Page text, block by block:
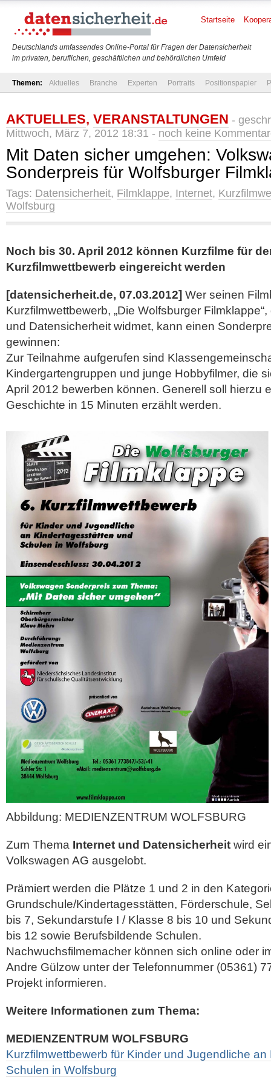
Deutschlands umfassendes Online-Portal für Fragen der Datensicherheit
im privaten, beruflichen, geschäftlichen und behördlichen Umfeld
Startseite
Themen: Aktuelles Branche Experten Portraits Positionspapier
AKTUELLES, VERANSTALTUNGEN -
Mittwoch, März 7, 2012 18:31 - noch keine
Mit Daten sicher umgehen:
Sonderpreis für Wolfsburger
Tags: Datensicherheit, Filmklappe, Internet,
Wolfsburg
Noch bis 30. April 2012 können Kurzfilme für
Kurzfilmwettbewerb eingereicht werden
[datensicherheit.de, 07.03.2012] Wer seinen
Kurzfilmwettbewerb, „Die Wolfsburger
und Datensicherheit widmet, kann einen
gewinnen:
Zur Teilnahme aufgerufen sind
Kindergartengruppen und junge Hobbyfilmer, die
April 2012 bewerben können. Generell soll hierzu
Geschichte in 15 Minuten erzählt werden.
Abbildung: MEDIENZENTRUM WOLFSBURG
Zum Thema Internet und Datensicherheit wird
Volkswagen AG ausgelobt.
Prämiert werden die Plätze 1 und 2 in den
Grundschule/Kindertagesstätten, Förderschule,
bis 7, Sekundarstufe I / Klasse 8 bis 10 und
bis 12 sowie Berufsbildende Schulen.
Nachwuchsfilmemacher können sich online oder
Andre Gülzow unter der Telefonnummer (05361)
Projekt informieren.
Weitere Informationen zum Thema:
MEDIENZENTRUM WOLFSBURG
Kurzfilmwettbewerb für Kinder und Jugendliche
Schulen in Wolfsburg